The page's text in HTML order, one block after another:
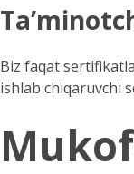
Biz faqat
ishlab chiqaruvchi